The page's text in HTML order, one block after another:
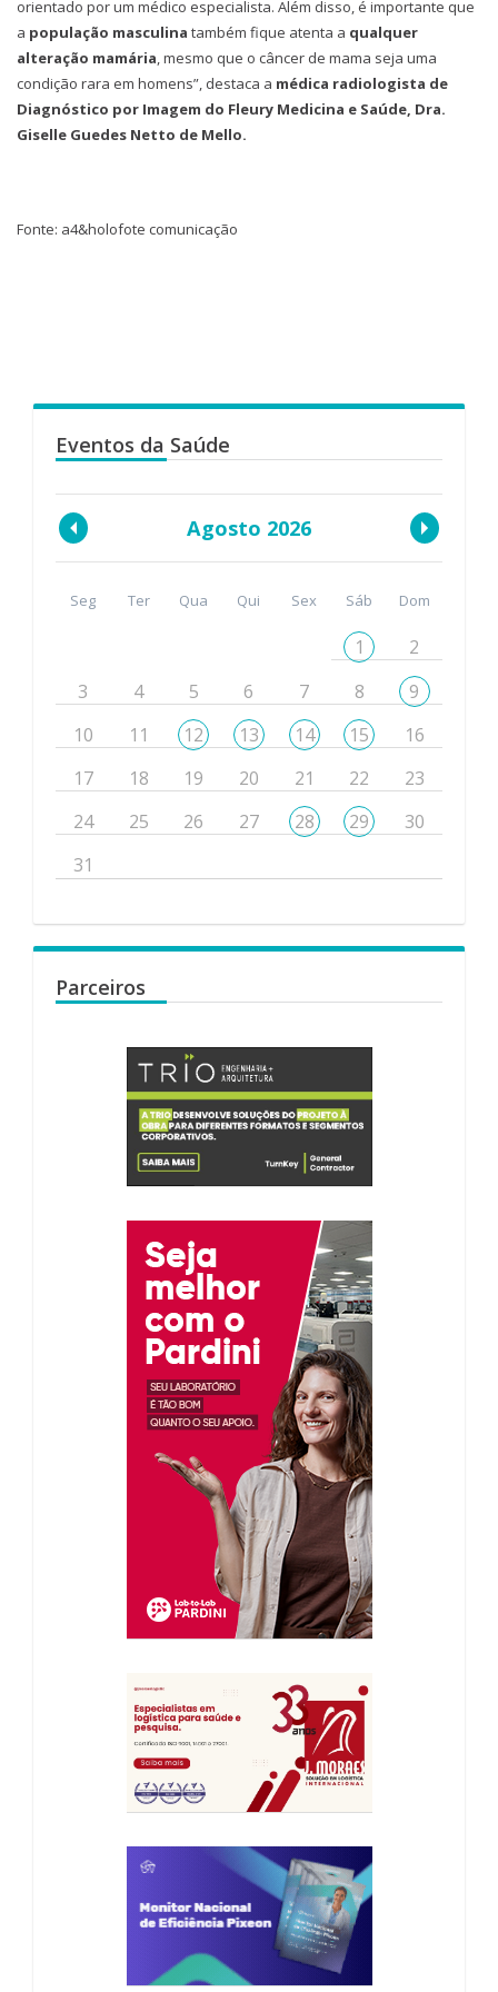
orientado por um médico especialista. Além disso, é importante que
a população masculina também fique atenta a qualquer
alteração mamária, mesmo que o câncer de mama seja uma
condição rara em homens”, destaca a médica radiologista de
Diagnóstico por Imagem do Fleury Medicina e Saúde, Dra.
Giselle Guedes Netto de Mello.
Fonte: a4&holofote comunicação
Eventos da Saúde
Agosto 2026
Seg Ter Qua Qui Sex Sáb Dom
1
2
3
4 5 6 7 8
9
10
11 12 13 14 15
16
17
18 19 20 21 22
23
24
25 26 27 28 29
30
31
Parceiros